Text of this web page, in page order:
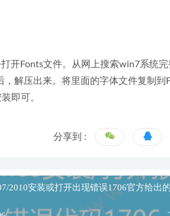
开Fonts文件。从网上搜索win7系统
解压出来。将里面的字体文件复制到
即可。
分享到 :
2010安装或打开出现错误1706官方给出